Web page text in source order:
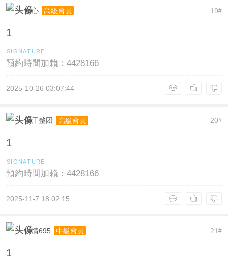
19#
知心 高級會員
1
預約時間加賴：4428166
2025-10-26 03:07:44
20#
里干整团 高級會員
1
預約時間加賴：4428166
2025-11-7 18:02:15
21#
钟情695 中級會員
1